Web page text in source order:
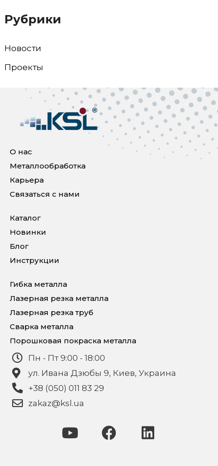
Рубрики
Новости
Проекты
О нас
Металлообработка
Карьера
Связаться с нами
Каталог
Новинки
Блог
Инструкции
Гибка металла
Лазерная резка металла
Лазерная резка труб
Сварка металла
Порошковая покраска металла
Пн - Пт 9:00 - 18:00
ул. Ивана Дзюбы 9, Киев, Украина
+38 (050) 011 83 29
zakaz@ksl.ua